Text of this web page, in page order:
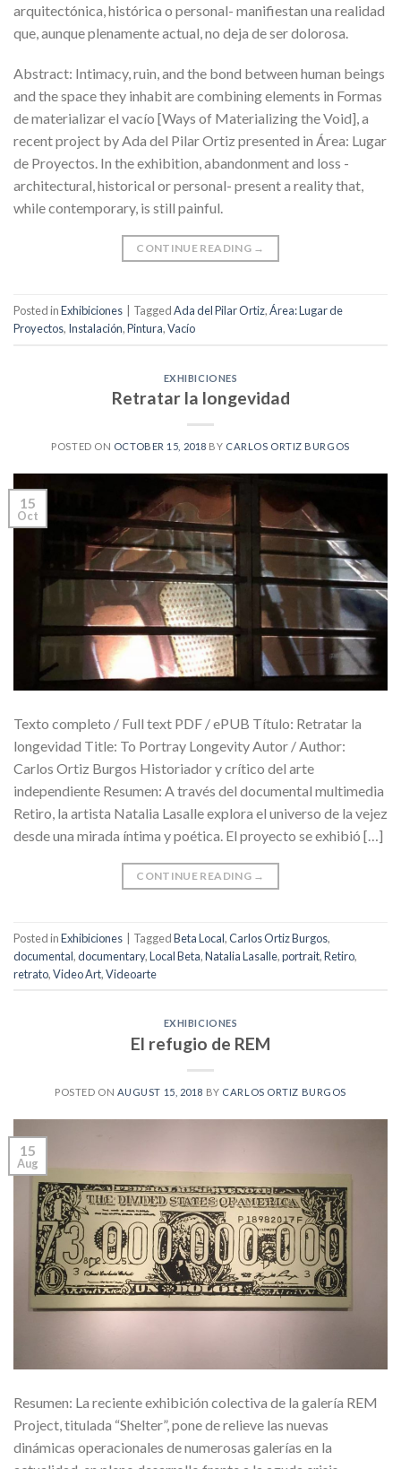
arquitectónica, histórica o personal- manifiestan una realidad
que, aunque plenamente actual, no deja de ser dolorosa.
Abstract: Intimacy, ruin, and the bond between human beings
and the space they inhabit are combining elements in Formas
de materializar el vacío [Ways of Materializing the Void], a
recent project by Ada del Pilar Ortiz presented in Área: Lugar
de Proyectos. In the exhibition, abandonment and loss -
architectural, historical or personal- present a reality that,
while contemporary, is still painful.
CONTINUE READING →
Posted inExhibiciones TaggedAda del Pilar Ortiz,Área: Lugar de
Proyectos, Instalación,Pintura,Vacío
EXHIBICIONES
Retratar la longevidad
POSTED ON OCTOBER 15, 2018 BY CARLOS ORTIZ BURGOS
15
Oct
Texto completo / Full text PDF / ePUB Título: Retratar la
longevidad Title: To Portray Longevity Autor / Author:
Carlos Ortiz Burgos Historiador y crítico del arte
independiente Resumen: A través del documental multimedia
Retiro, la artista Natalia Lasalle explora el universo de la vejez
desde una mirada íntima y poética. El proyecto se exhibió […]
CONTINUE READING →
Posted inExhibiciones TaggedBeta Local,Carlos Ortiz Burgos,
documental,documentary,Local Beta,Natalia Lasalle,portrait,Retiro,
retrato,Video Art,Videoarte
EXHIBICIONES
El refugio de REM
POSTED ON AUGUST 15, 2018 BY CARLOS ORTIZ BURGOS
15
Aug
Resumen: La reciente exhibición colectiva de la galería REM
Project, titulada “Shelter”, pone de relieve las nuevas
dinámicas operacionales de numerosas galerías en la